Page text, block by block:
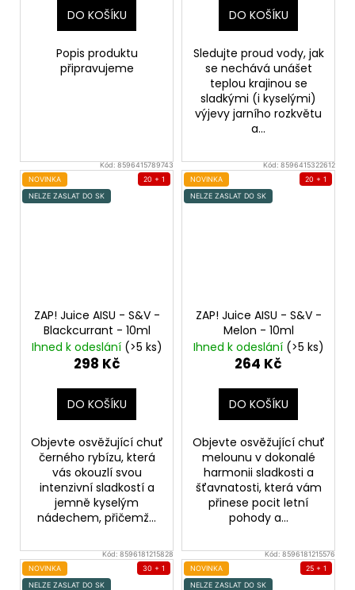
DO KOŠÍKU
Popis produktu
připravujeme
DO KOŠÍKU
Sledujte proud vody, jak
se nechává unášet
teplou krajinou se
sladkými (i kyselými)
výjevy jarního rozkvětu
a...
Kód:8596415789743
NOVINKA
NELZE ZASLAT DO SK
20 + 1
ZAP! Juice AISU - S&V -
Blackcurrant - 10ml
Ihned k odeslání (>5 ks)
298 Kč
DO KOŠÍKU
Objevte osvěžující chuť
černého rybízu, která
vás okouzlí svou
intenzivní sladkostí a
jemně kyselým
nádechem, přičemž...
Kód:8596415322612
NOVINKA
NELZE ZASLAT DO SK
20 + 1
ZAP! Juice AISU - S&V -
Melon - 10ml
Ihned k odeslání (>5 ks)
264 Kč
DO KOŠÍKU
Objevte osvěžující chuť
melounu v dokonalé
harmonii sladkosti a
šťavnatosti, která vám
přinese pocit letní
pohody a...
Kód: 8596181215828
NOVINKA
NELZE ZASLAT DO SK
30 + 1
Kód: 8596181215576
NOVINKA
NELZE ZASLAT DO SK
25 + 1